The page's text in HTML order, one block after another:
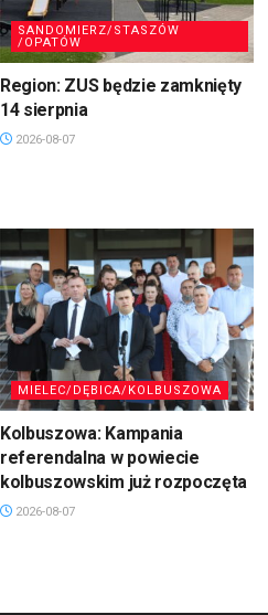
SANDOMIERZ/STASZÓW
/OPATÓW
Region: ZUS będzie zamknięty
14 sierpnia
2026-08-07
MIELEC/DĘBICA/KOLBUSZOWA
Kolbuszowa: Kampania
referendalna w powiecie
kolbuszowskim już rozpoczęta
2026-08-07